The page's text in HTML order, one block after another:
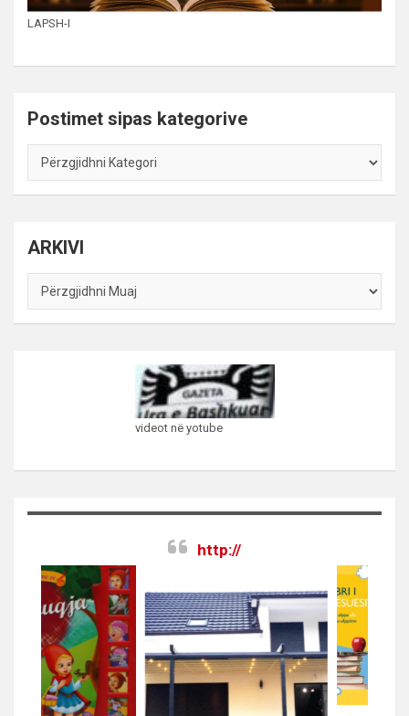
LAPSH-I
Postimet sipas kategorive
Postimet
kategorive
ARKIVI
ARKIVI
videot në yotube
http://